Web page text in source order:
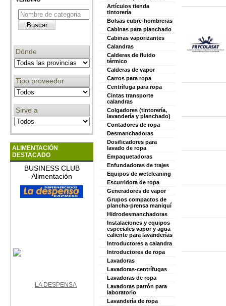
Dónde
Tipo proveedor
Sirve a
ALIMENTACIÓN
DESTACADO
BUSINESS CLUB
Alimentación
Artículos tienda
tintorería
Bolsas cubre-hombreras
Cabinas para planchado
Cabinas vaporizantes
Calandras
Calderas de fluido
térmico
Calderas de vapor
Carros para ropa
Centrífuga para ropa
Cintas transporte
calandras
Colgadores (tintorería,
lavandería y planchado)
Contadores de ropa
Desmanchadoras
Dosificadores para
lavado de ropa
Empaquetadoras
Enfundadoras de trajes
Equipos de wetcleaning
Escurridora de ropa
Generadores de vapor
Grupos compactos de
plancha-prensa maniquí
Hidrodesmanchadoras
Instalaciones y equipos
especiales vapor y agua
caliente para lavanderías
Introductores a calandra
Introductores de ropa
Lavadoras
Lavadoras-centrífugas
Lavadoras de ropa
Lavadoras patrón para
laboratorio
Lavandería de ropa